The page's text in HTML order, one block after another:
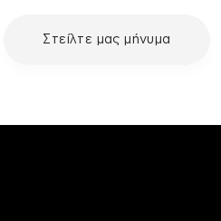
Στείλτε μας μήνυμα